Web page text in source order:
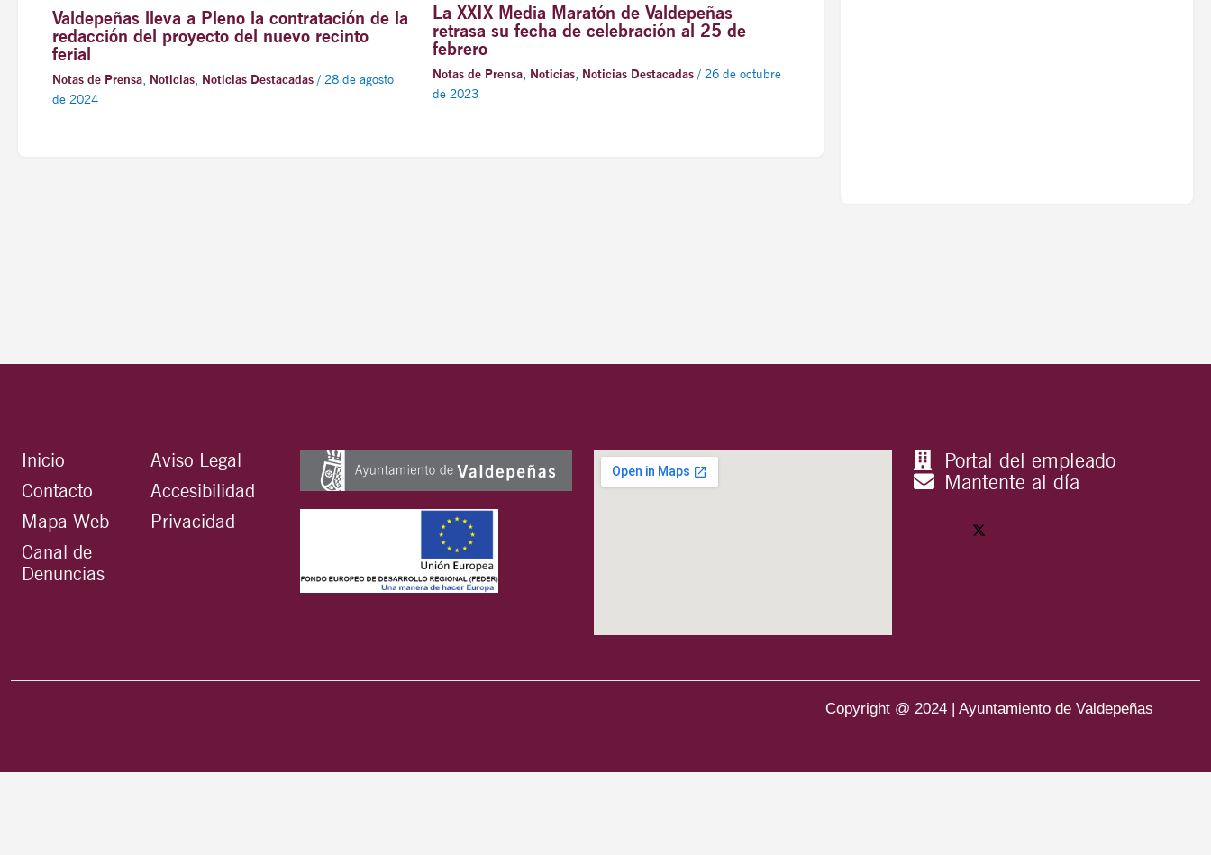
Valdepeñas lleva a Pleno la contratación de la
redacción del proyecto del nuevo recinto
ferial
Notas de Prensa, Noticias, Noticias Destacadas/ 28 de agosto
de 2024
La XXIX Media Maratón de Valdepeñas
retrasa su fecha de celebración al 25 de
febrero
Notas de Prensa, Noticias, Noticias Destacadas/ 26 de octubre
de 2023
Inicio
Contacto
Mapa Web
Canal de
Denuncias
Aviso Legal
Accesibilidad
Privacidad
Portal del empleado
Mantente al día
Copyright @ 2024 | Ayuntamiento de Valdepeñas